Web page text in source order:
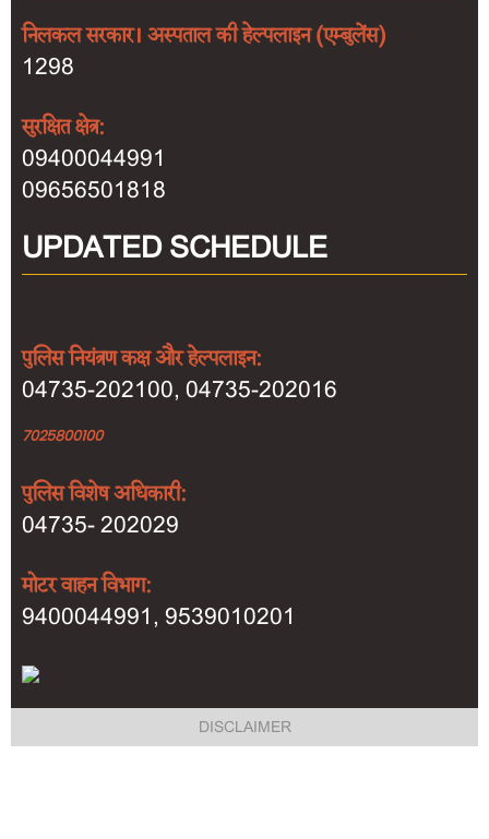
निलकल सरकार। अस्पताल की हेल्पलाइन (एम्बुलेंस)
1298
सुरक्षित क्षेत्र:
09400044991
09656501818
UPDATED SCHEDULE
पुलिस नियंत्रण कक्ष और हेल्पलाइन:
04735-202100, 04735-202016
7025800100
पुलिस विशेष अधिकारी:
04735- 202029
मोटर वाहन विभाग:
9400044991, 9539010201
DISCLAIMER